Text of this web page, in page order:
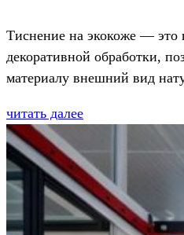
Тиснение на экокоже — это
декоративной обработки,
материалу внешний вид
читать далее